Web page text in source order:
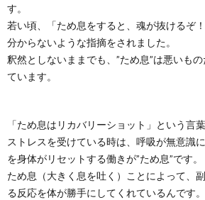
す。
若い頃、「ため息をすると、魂が抜けるぞ
分からないような指摘をされました。
釈然としないままでも、”ため息”は悪いも
ています。
「ため息はリカバリーショット」という言
ストレスを受けている時は、呼吸が無意識
を身体がリセットする働きが”ため息”です。
ため息（大きく息を吐く）ことによって、
る反応を体が勝手にしてくれているんです